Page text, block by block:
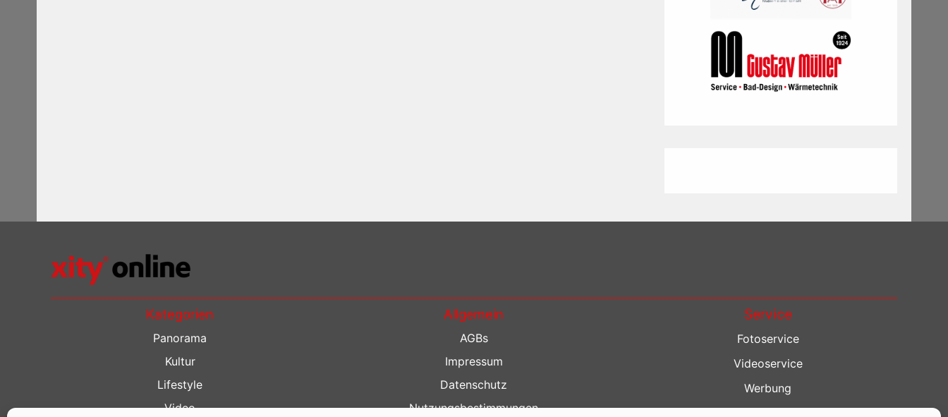
Kategorien
Panorama
Kultur
Lifestyle
Video
Allgemein
AGBs
Impressum
Datenschutz
Nutzungsbestimmungen
Service
Fotoservice
Videoservice
Werbung